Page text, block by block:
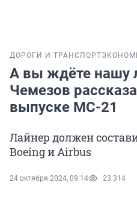
ДОРОГИ И ТРАНСПОРТ
А вы ждёте нашу
Чемезов
выпуске МС-21
Лайнер должен
Boeing и Airbus
24 октября 2024, 09:14 23 314